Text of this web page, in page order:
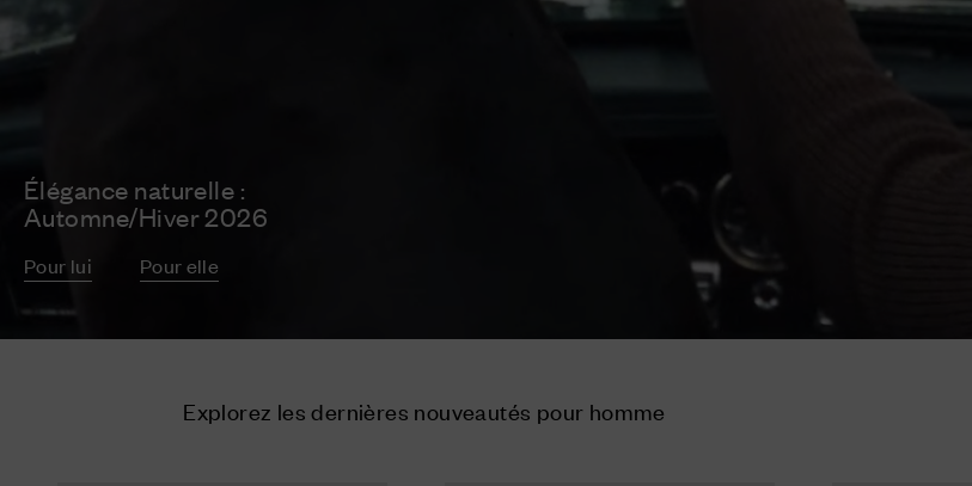
Élégance naturelle :
Automne/Hiver 2026
Pour lui Pour elle
Explorez les dernières nouveautés pour homme